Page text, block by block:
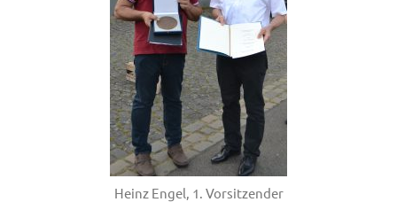
Heinz Engel, 1. Vorsitzender